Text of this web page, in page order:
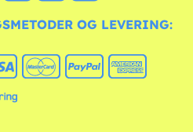
OG LEVERING: